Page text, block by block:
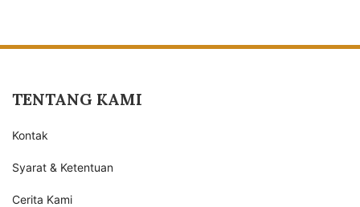
TENTANG KAMI
Kontak
Syarat & Ketentuan
Cerita Kami